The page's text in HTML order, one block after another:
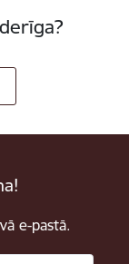
e-pastā.